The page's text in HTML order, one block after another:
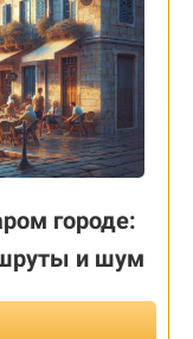
городе:
и шум